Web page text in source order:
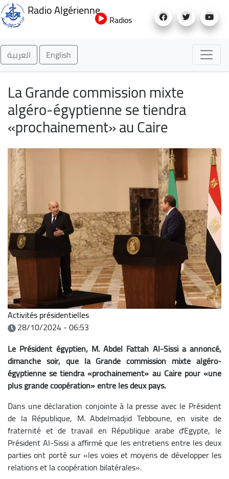
au
Radio Algérienne
Radios
العربية English
La Grande commission mixte
algéro-égyptienne se tiendra
«prochainement» au Caire
Activités présidentielles
28/10/2024 - 06:53
Le Président égyptien, M. Abdel Fattah Al-Sissi a annoncé,
dimanche soir, que la Grande commission mixte algéro-
égyptienne se tiendra «prochainement» au Caire pour «une
plus grande coopération» entre les deux pays.
Dans une déclaration conjointe à la presse avec le Président
de la République, M. Abdelmadjid Tebboune, en visite de
fraternité et de travail en République arabe d'Egypte, le
Président Al-Sissi a affirmé que les entretiens entre les deux
parties ont porté sur «les voies et moyens de développer les
relations et la coopération bilatérales».